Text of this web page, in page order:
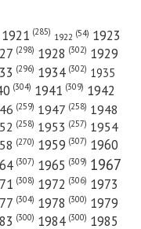
Север»
1921 (285) 1922 (54) 1923
(298) 1928 (302) 1929
(296) 1934 (302) 1935
(304) 1941 (309) 1942
(259) 1947 (258) 1948
(258) 1953 (257) 1954
(270) 1959 (307) 1960
(307) 1965 (309) 1967
(308) 1972 (306) 1973
(304) 1978 (300) 1979
(300) 1984 (300) 1985